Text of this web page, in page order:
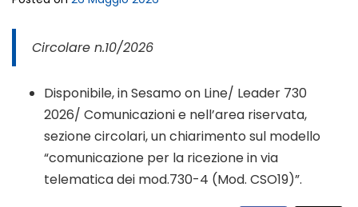
Circolare n.10/2026
Disponibile, in Sesamo on Line/ Leader 730
2026/ Comunicazioni e nell’area riservata,
sezione circolari, un chiarimento sul modello
“comunicazione per la ricezione in via
telematica dei mod.730-4 (Mod. CSO19)”.